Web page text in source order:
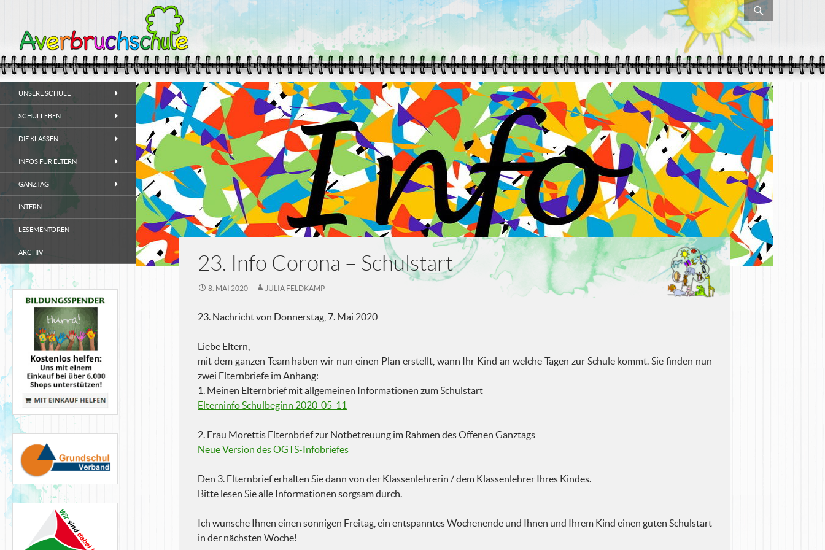
23. Info Corona – Schulstart
8. MAI 2020 JULIA FELDKAMP
23. Nachricht von Donnerstag, 7. Mai 2020
Liebe Eltern,
mit dem ganzen Team haben wir nun einen Plan erstellt, wann Ihr Kind an welche Tagen zur Schule kommt. Sie finden nun
zwei Elternbriefe im Anhang:
1. Meinen Elternbrief mit allgemeinen Informationen zum Schulstart
Elterninfo Schulbeginn 2020-05-11
2. Frau Morettis Elternbrief zur Notbetreuung im Rahmen des Offenen Ganztags
Neue Version des OGTS-Infobriefes
Den 3. Elternbrief erhalten Sie dann von der Klassenlehrerin / dem Klassenlehrer Ihres Kindes.
Bitte lesen Sie alle Informationen sorgsam durch.
Ich wünsche Ihnen einen sonnigen Freitag, ein entspanntes Wochenende und Ihnen und Ihrem Kind einen guten Schulstart
in der nächsten Woche!
Ganztagsangebot
UNSERE SCHULE
SCHULLEBEN
DIE KLASSEN
INFOS FÜR ELTERN
GANZTAG
INTERN
LESEMENTOREN
ARCHIV